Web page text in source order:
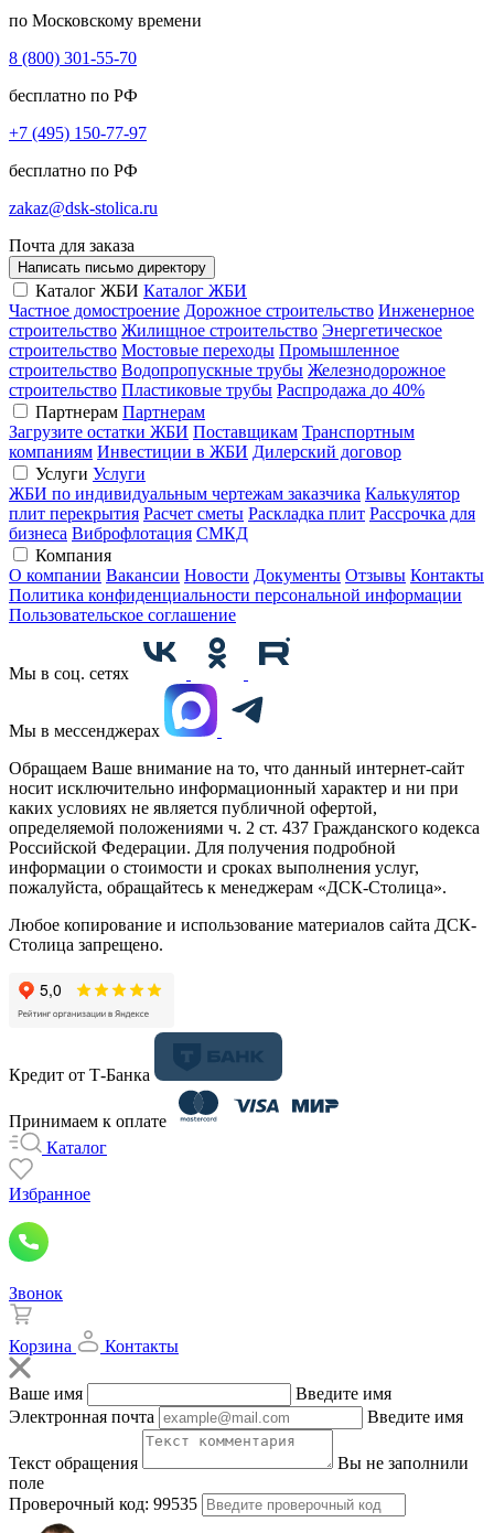
по Московскому времени
8 (800) 301-55-70
бесплатно по РФ
+7 (495) 150-77-97
бесплатно по РФ
zakaz@dsk-stolica.ru
Почта для заказа
Написать письмо директору
Каталог ЖБИ Каталог ЖБИ
Частное домостроение Дорожное строительство Инженерное
строительство Жилищное строительство Энергетическое
строительство Мостовые переходы Промышленное
строительство Водопропускные трубы Железнодорожное
строительство Пластиковые трубы Распродажа до 40%
Партнерам Партнерам
Загрузите остатки ЖБИ Поставщикам Транспортным
компаниям Инвестиции в ЖБИ Дилерский договор
Услуги Услуги
ЖБИ по индивидуальным чертежам заказчика Калькулятор
плит перекрытия Расчет сметы Раскладка плит Рассрочка для
бизнеса Виброфлотация СМКД
Компания
О компании Вакансии Новости Документы Отзывы Контакты
Политика конфиденциальности персональной информации
Пользовательское соглашение
Мы в соц. сетях
Мы в мессенджерах
Обращаем Ваше внимание на то, что данный интернет-сайт
носит исключительно информационный характер и ни при
каких условиях не является публичной офертой,
определяемой положениями ч. 2 ст. 437 Гражданского кодекса
Российской Федерации. Для получения подробной
информации о стоимости и сроках выполнения услуг,
пожалуйста, обращайтесь к менеджерам «ДСК-Столица».
Любое копирование и использование материалов сайта ДСК-
Столица запрещено.
Кредит от Т-Банка
Принимаем к оплате
Каталог
Избранное
Звонок
Корзина Контакты
Ваше имя
Введите имя
Электронная почта
Введите имя
Текст обращения
Вы не заполнили
поле
Проверочный код: 99535